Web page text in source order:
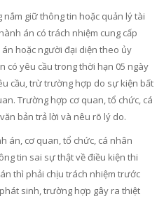
nắm giữ thông tin hoặc quản lý tài
án có trách nhiệm cung cấp
hoặc người đại diện theo ủy
có yêu cầu trong thời hạn 05 ngày
cầu, trừ trường hợp do sự kiện bất
Trường hợp cơ quan, tổ chức, cá
bản trả lời và nêu rõ lý do.
án, cơ quan, tổ chức, cá nhân
tin sai sự thật về điều kiện thi
thì phải chịu trách nhiệm trước
sinh, trường hợp gây ra thiệt